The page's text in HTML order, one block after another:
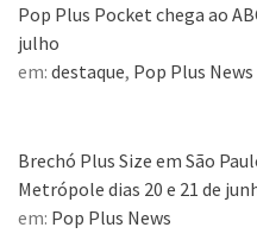
Pop Plus Pocket chega ao
julho
em: destaque, Pop Plus News
Brechó Plus Size em São
Metrópole dias 20 e 21 de
em: Pop Plus News